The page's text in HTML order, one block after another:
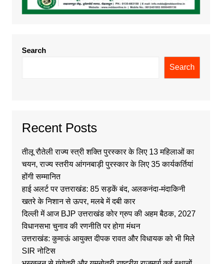
Search
Search
Recent Posts
तीलू रौतेली राज्य स्त्री शक्ति पुरस्कार के लिए 13 महिलाओं का
चयन, राज्य स्तरीय आंगनबाड़ी पुरस्कार के लिए 35 कार्यकर्तियां
होंगी सम्मानित
हाई अलर्ट पर उत्तराखंड: 85 सड़कें बंद, अलकनंदा-मंदाकिनी
खतरे के निशान से ऊपर, मलबे में दबी कार
दिल्ली में आज BJP उत्तराखंड कोर ग्रुप की अहम बैठक, 2027
विधानसभा चुनाव की रणनीति पर होगा मंथन
उत्तराखंड: कुमाऊं आयुक्त दीपक रावत और विधायक को भी मिले
SIR नोटिस